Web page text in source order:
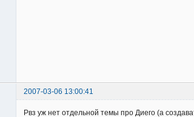
2007-03-06 13:00:41
Рвз уж нет отдельной темы про Диего (а